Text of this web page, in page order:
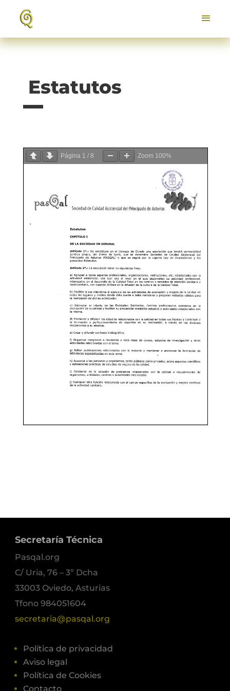
Estatutos
Página 1 / 8 Zoom 100%
Secretaría Técnica
Pasqal.org
C/ Uria, 76 – 3º Dcha
33003 Oviedo, Asturias
Tfono 984051604
secretaria@pasqal.org
Política de privacidad
Aviso legal
Política de Cookies
Contacto